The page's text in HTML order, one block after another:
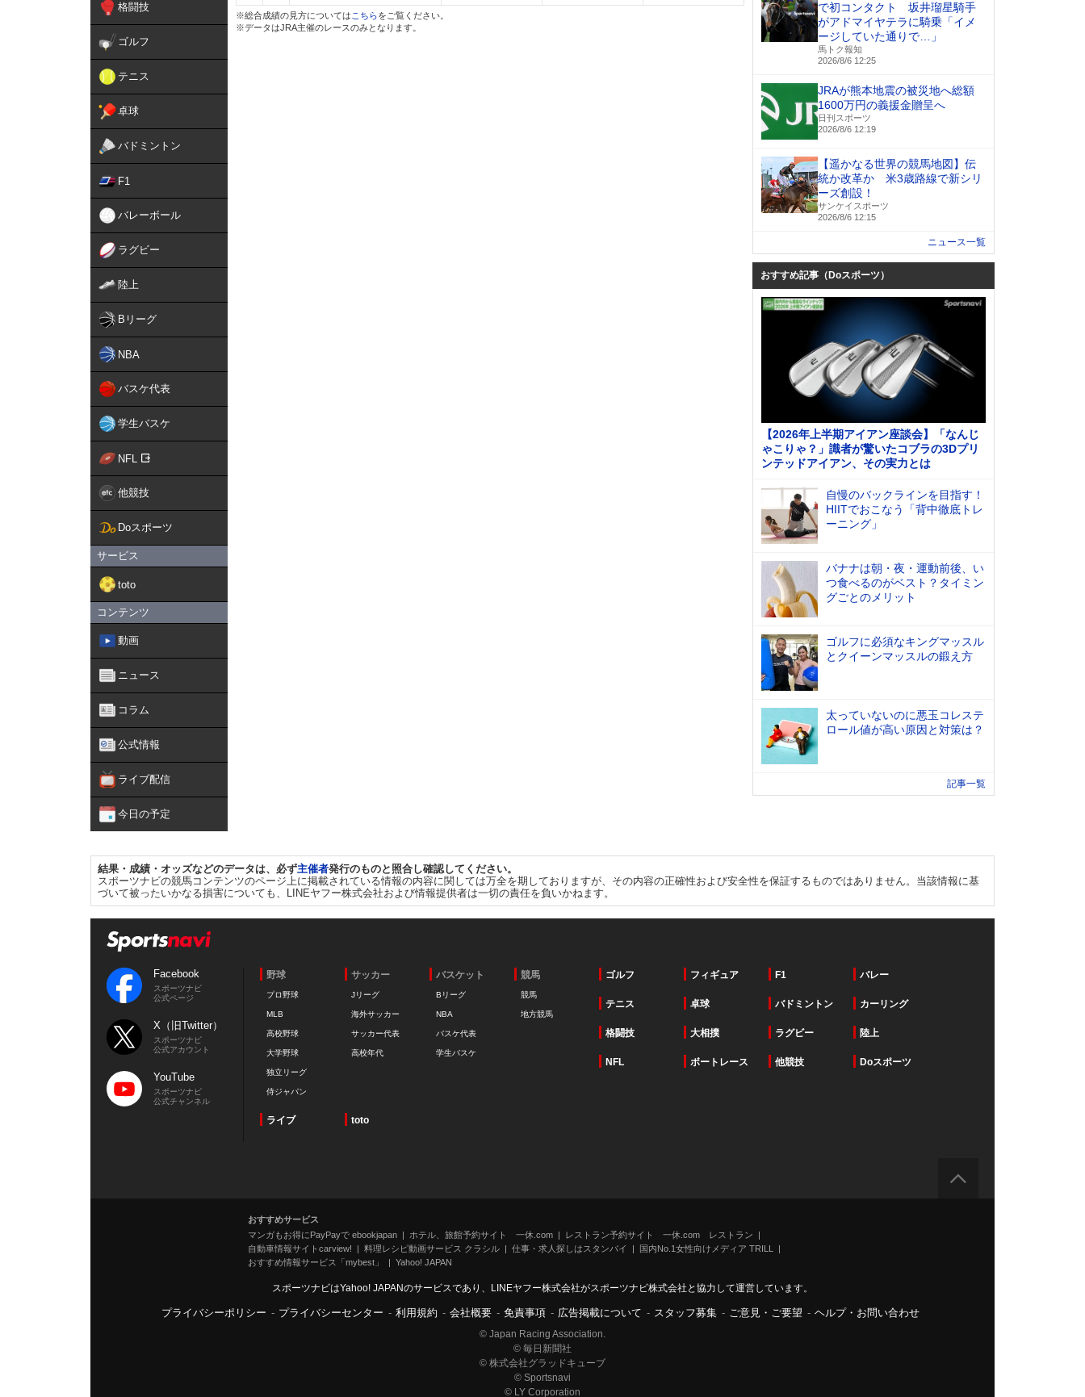
格闘技
ゴルフ
テニス
卓球
バドミントン
F1
バレーボール
ラグビー
陸上
Bリーグ
NBA
バスケ代表
学生バスケ
NFL
他競技
Doスポーツ
サービス
toto
コンテンツ
動画
ニュース
コラム
公式情報
ライブ配信
今日の予定
※総合成績の見方については こちらをご覧ください。
※データはJRA主催のレースのみとなります。
で初コンタクト 坂井瑠星騎手
がアドマイヤテラに騎乗「イメ
ージしていた通りで…」
馬トク報知
2026/8/6 12:25
JRAが熊本地震の被災地へ総額
1600万円の義援金贈呈へ
日刊スポーツ
2026/8/6 12:19
【遥かなる世界の競馬地図】伝
統か改革か 米3歳路線で新シリ
ーズ創設！
サンケイスポーツ
2026/8/6 12:15
ニュース一覧
おすすめ記事（Doスポーツ）
【2026年上半期アイアン座談会】「なんじ
ゃこりゃ？」識者が驚いたコブラの3Dプリ
ンテッドアイアン、その実力とは
自慢のバックラインを目指す！
HIITでおこなう「背中徹底トレ
ーニング」
バナナは朝・夜・運動前後、い
つ食べるのがベスト？タイミン
グごとのメリット
ゴルフに必須なキングマッスル
とクイーンマッスルの鍛え方
太っていないのに悪玉コレステ
ロール値が高い原因と対策は？
記事一覧
結果・成績・オッズなどのデータは、必ず主催者発行のものと照合し確認してください。
スポーツナビの競馬コンテンツのページ上に掲載されている情報の内容に関しては万全を期しておりますが、その内容の正確性および安全性を保証するものではありません。当該情報に基
づいて被ったいかなる損害についても、LINEヤフー株式会社および情報提供者は一切の責任を負いかねます。
Facebook
スポーツナビ
公式ページ
X（旧Twitter）
スポーツナビ
公式アカウント
YouTube
スポーツナビ
公式チャンネル
野球
プロ野球
MLB
高校野球
大学野球
独立リーグ
侍ジャパン
サッカー
Jリーグ
海外サッカー
サッカー代表
高校年代
バスケット
Bリーグ
NBA
バスケ代表
学生バスケ
競馬
競馬
地方競馬
ゴルフ フィギュア F1 バレー
テニス 卓球 バドミントン カーリング
格闘技 大相撲 ラグビー 陸上
NFL ボートレース 他競技 Doスポーツ
ライブ toto
おすすめサービス
マンガもお得にPayPayで ebookjapan
ホテル、旅館予約サイト 一休.com
レストラン予約サイト 一休.com レストラン
自動車情報サイトcarview!
料理レシピ動画サービス クラシル 仕事・求人探しはスタンバイ
国内No.1女性向けメディア TRILL
おすすめ情報サービス「mybest」
Yahoo! JAPAN
スポーツナビはYahoo! JAPANのサービスであり、LINEヤフー株式会社がスポーツナビ株式会社と協力して運営しています。
プライバシーポリシー - プライバシーセンター - 利用規約 - 会社概要 - 免責事項 - 広告掲載について - スタッフ募集 - ご意見・ご要望 - ヘルプ・お問い合わせ
© Japan Racing Association.
© 毎日新聞社
© 株式会社グラッドキューブ
© Sportsnavi
© LY Corporation